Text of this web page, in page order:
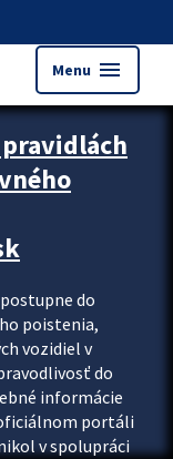
Menu menu
pravidlách
do
poistenia,
vozidiel v
do
informácie
portáli
v spolupráci